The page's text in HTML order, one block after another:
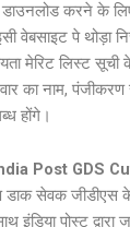
करने के
वेबसाइट पे थोड़ा
मेरिट लिस्ट सूची
का नाम, पंजीकरण
होंगे।
Post GDS
डाक सेवक
इंडिया पोस्ट द्वारा